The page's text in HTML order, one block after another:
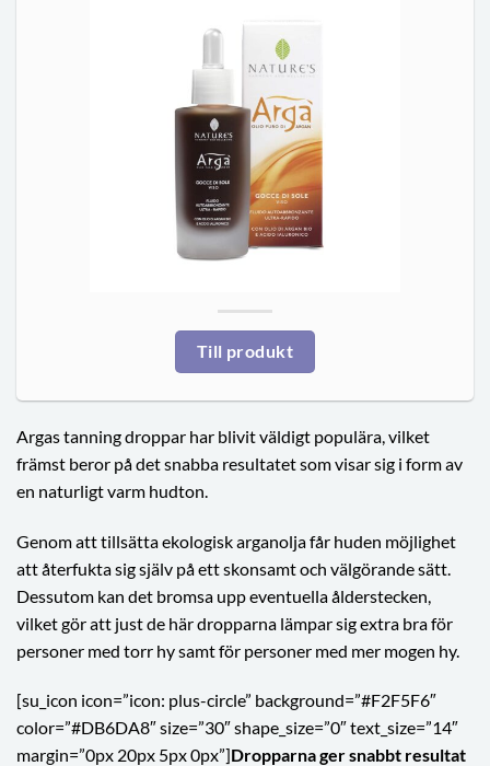
Argas tanning droppar har blivit väldigt populära, vilket
främst beror på det snabba resultatet som visar sig i form av
en naturligt varm hudton.
Genom att tillsätta ekologisk arganolja får huden möjlighet
att återfukta sig själv på ett skonsamt och välgörande sätt.
Dessutom kan det bromsa upp eventuella ålderstecken,
vilket gör att just de här dropparna lämpar sig extra bra för
personer med torr hy samt för personer med mer mogen hy.
[su_icon icon=”icon: plus-circle” background=”#F2F5F6″
color=”#DB6DA8″ size=”30″ shape_size=”0″ text_size=”14″
margin=”0px 20px 5px 0px”]Dropparna ger snabbt resultat
Till produkt